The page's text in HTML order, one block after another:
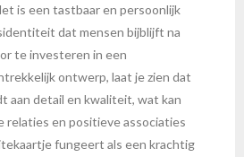
is een tastbaar en persoonlijk
dat mensen bijblijft na
te investeren in een
ontwerp, laat je zien dat
aan detail en kwaliteit, wat kan
relaties en positieve associaties
fungeert als een krachtig